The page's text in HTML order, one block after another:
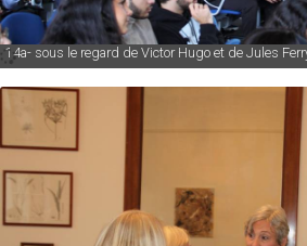
14a- sous le regard de Victor Hugo et de Jules